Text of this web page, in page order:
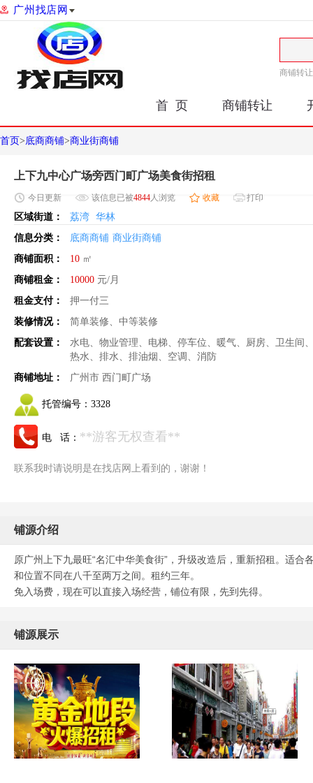
广州找店网
商铺转让
首 页 商铺转让
首页>底商商铺>商业街商铺
上下九中心广场旁西门町广场美食街招租
今日 更新 该信息已被4844人浏览 收藏 打印
区域街道： 荔湾 华林
信息分类：
底商商铺 商业街商铺
商铺面积：
10 ㎡
商铺租金：
10000 元/月
租金支付：
押一付三
装修情况：
简单装修、中等装修
配套设置：
水电、物业管理、电梯、停车位、暖气、厨房、卫生间
热水、排水、排油烟、空调、消防
商铺地址：
广州市 西门町广场
托管编号： 3328
电 话： **游客无权查看**
联系我时请说明是在找店网上看到的，谢谢！
铺源介绍
原广州上下九最旺“名汇中华美食街”，升级改造后，重新招租。适
和位置不同在八千至两万之间。租约三年。
免入场费，现在可以直接入场经营，铺位有限，先到先得。
铺源展示